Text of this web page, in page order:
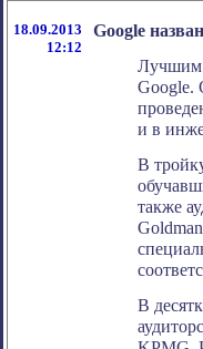
18.09.2013
12:12
Google
Лучшим
Google.
и в
В
также
В